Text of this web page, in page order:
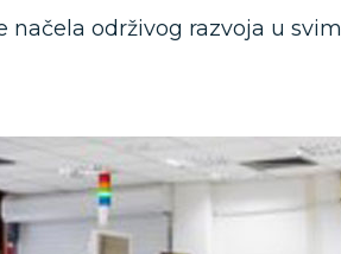
održivog razvoja u svim